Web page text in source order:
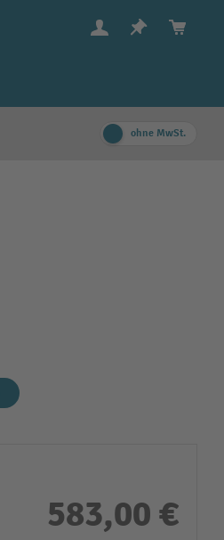
ohne MwSt.
583,00 €